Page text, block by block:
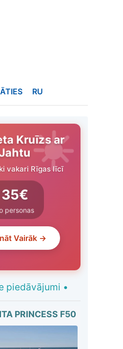
RU
Kruīzs ar
vakari Rīgas līcī
35€
personas
Vairāk →
piedāvājumi •
PRINCESS F50